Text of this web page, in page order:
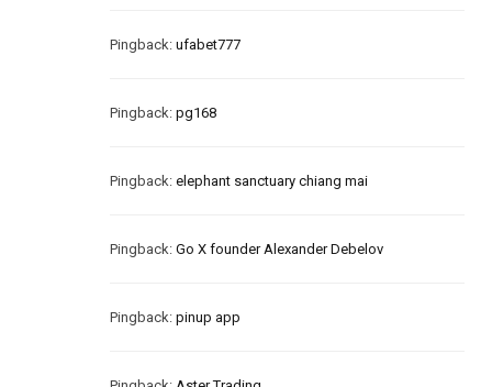
Pingback: ufabet777
Pingback: pg168
Pingback: elephant sanctuary chiang mai
Pingback: Go X founder Alexander Debelov
Pingback: pinup app